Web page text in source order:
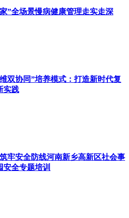
”全场景慢病健康管理走实走深
双协同”培养模式：打造新时代复
实践
牢安全防线河南新乡高新区社会事
全专题培训